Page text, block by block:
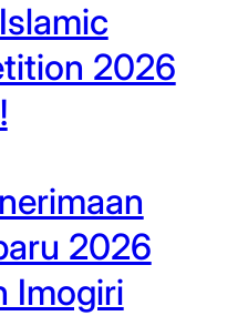
2026
2026
Imogiri